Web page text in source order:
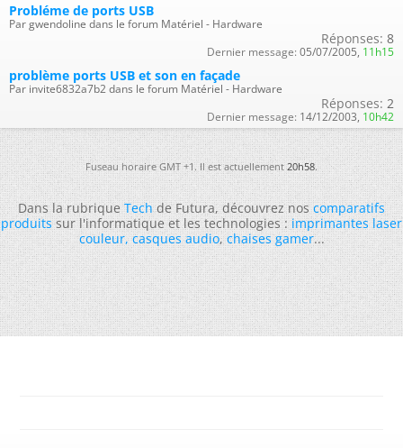
Probléme de ports USB
Par gwendoline dans le forum Matériel - Hardware
Réponses: 8
Dernier message: 05/07/2005, 11h15
problème ports USB et son en façade
Par invite6832a7b2 dans le forum Matériel - Hardware
Réponses: 2
Dernier message: 14/12/2003, 10h42
Fuseau horaire GMT +1. Il est actuellement20h58.
Dans la rubriqueTechde Futura, découvrez noscomparatifs
produitssur l'informatique et les technologies :imprimantes laser
couleur,casques audio,chaises gamer...